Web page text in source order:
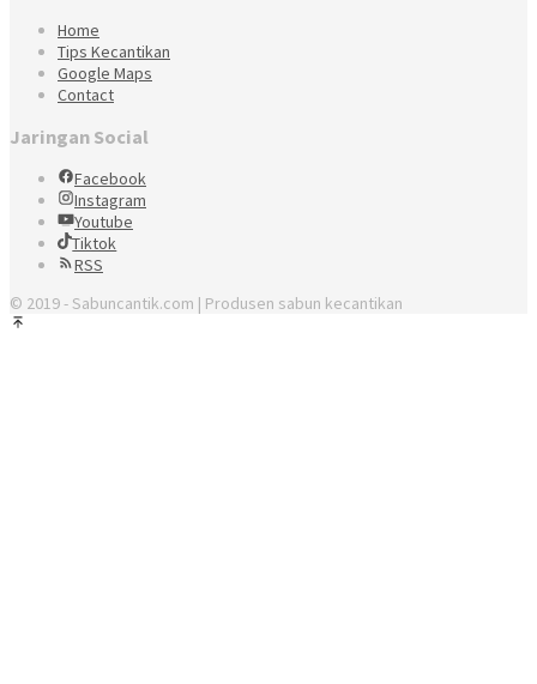
Home
Tips Kecantikan
Google Maps
Contact
Jaringan Social
Facebook
Instagram
Youtube
Tiktok
RSS
© 2019 - Sabuncantik.com | Produsen sabun kecantikan